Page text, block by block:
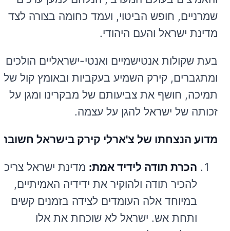
שמרניים, חופש הביטוי, ועמד כחומה בצורה לצד
מדינת ישראל והעם היהודי.
בעת שקולות אנטישמיים ואנטי-ישראליים הולכים
ומתגברים, קירק השמיע בעקביות ובאומץ קול של
תמיכה, חושף את צביעותם של מבקרינו ומגן על
זכותה של ישראל להגן על עצמה.
מדוע הנצחתו של צ'ארלי קירק בישראל
הכרת תודה לידיד אמת: מדינת ישראל
להכיר תודה ולהוקיר את ידידיה האמיתיים,
במיוחד אלה העומדים לצידה בזמנים קשים
ותחת אש. ישראל לא שוכחת את אלו